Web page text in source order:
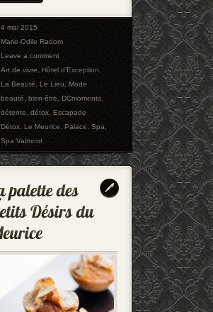
4 mai 2015
Marie-Odile Radom
Leave a comment
Art de vivre,Hôtel d'Exception,
La Beauté,Le Lieu,Mode
beauté,bien-être,DCmoments,
détente,détox,Escapade
Détox,Le Meurice,Palace,Spa,
Spa Valmont